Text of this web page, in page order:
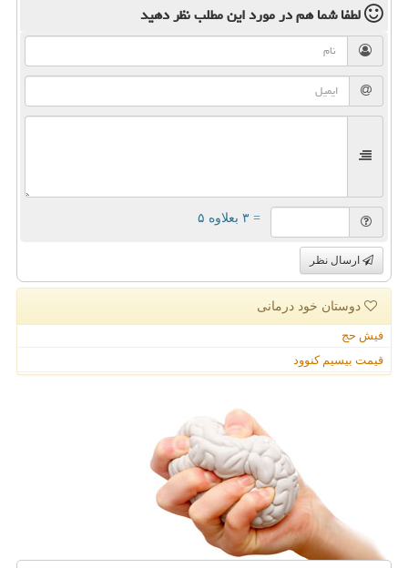
لطفا شما همدر مورد این مطلبنظر دهید
= ۳ بعلاوه ۵
ارسال نظر
دوستان خود درمانی
فیش حج
قیمت بیسیم کنوود